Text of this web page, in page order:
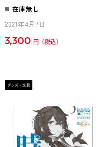
在庫無し
2021年4月7日
3,300 円